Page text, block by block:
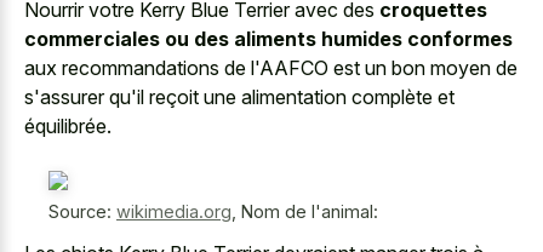
Nourrir votre Kerry Blue Terrier avec des croquettes
commerciales ou des aliments humides conformes
aux recommandations de l'AAFCO est un bon moyen de
s'assurer qu'il reçoit une alimentation complète et
équilibrée.
Source: wikimedia.org Nom de l'animal: